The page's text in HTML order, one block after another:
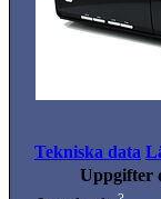
Tekniska data
Uppgifter